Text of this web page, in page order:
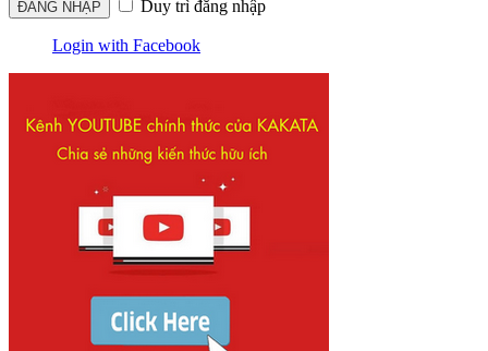
Duy trì đăng nhập
Login with Facebook